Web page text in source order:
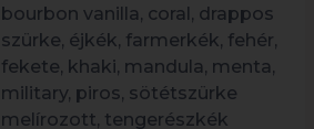
bourbon vanilla, coral, drappos
szürke, éjkék, farmerkék, fehér,
fekete, khaki, mandula, menta,
military, piros, sötétszürke
melírozott, tengerészkék